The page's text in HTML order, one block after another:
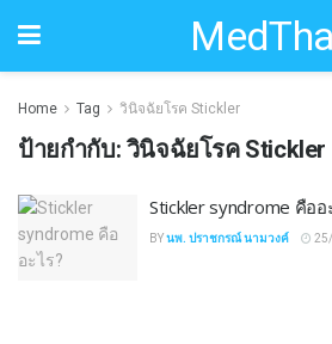
Home Tag วินิจฉัยโรค Stickler
ป้ายกำกับ: วินิจฉัยโรค Stickler
Stickler syndrome คืออ
BYนพ. ปราชกรณ์ นามวงค์